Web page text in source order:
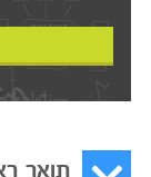
תואר